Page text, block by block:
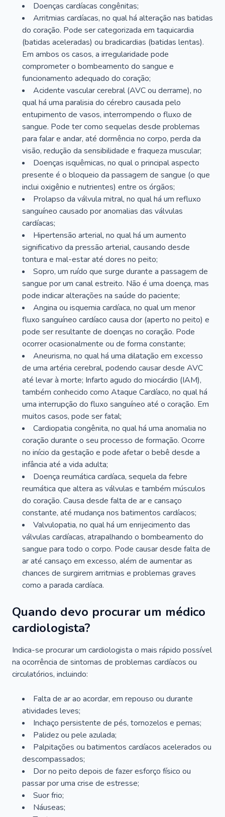
Doenças cardíacas congênitas;
Arritmias cardíacas, no qual há alteração nas batidas
do coração. Pode ser categorizada em taquicardia
(batidas aceleradas) ou bradicardias (batidas lentas).
Em ambos os casos, a irregularidade pode
comprometer o bombeamento do sangue e
funcionamento adequado do coração;
Acidente vascular cerebral (AVC ou derrame), no
qual há uma paralisia do cérebro causada pelo
entupimento de vasos, interrompendo o fluxo de
sangue. Pode ter como sequelas desde problemas
para falar e andar, até dormência no corpo, perda da
visão, redução da sensibilidade e fraqueza muscular;
Doenças isquêmicas, no qual o principal aspecto
presente é o bloqueio da passagem de sangue (o que
inclui oxigênio e nutrientes) entre os órgãos;
Prolapso da válvula mitral, no qual há um refluxo
sanguíneo causado por anomalias das válvulas
cardíacas;
Hipertensão arterial, no qual há um aumento
significativo da pressão arterial, causando desde
tontura e mal-estar até dores no peito;
Sopro, um ruído que surge durante a passagem de
sangue por um canal estreito. Não é uma doença, mas
pode indicar alterações na saúde do paciente;
Angina ou isquemia cardíaca, no qual um menor
fluxo sanguíneo cardíaco causa dor (aperto no peito) e
pode ser resultante de doenças no coração. Pode
ocorrer ocasionalmente ou de forma constante;
Aneurisma, no qual há uma dilatação em excesso
de uma artéria cerebral, podendo causar desde AVC
até levar à morte; Infarto agudo do miocárdio (IAM),
também conhecido como Ataque Cardíaco, no qual há
uma interrupção do fluxo sanguíneo até o coração. Em
muitos casos, pode ser fatal;
Cardiopatia congênita, no qual há uma anomalia no
coração durante o seu processo de formação. Ocorre
no início da gestação e pode afetar o bebê desde a
infância até a vida adulta;
Doença reumática cardíaca, sequela da febre
reumática que altera as válvulas e também músculos
do coração. Causa desde falta de ar e cansaço
constante, até mudança nos batimentos cardíacos;
Valvulopatia, no qual há um enrijecimento das
válvulas cardíacas, atrapalhando o bombeamento do
sangue para todo o corpo. Pode causar desde falta de
ar até cansaço em excesso, além de aumentar as
chances de surgirem arritmias e problemas graves
como a parada cardíaca.
Quando devo procurar um médico
cardiologista?
Indica-se procurar um cardiologista o mais rápido possível
na ocorrência de sintomas de problemas cardíacos ou
circulatórios, incluindo:
Falta de ar ao acordar, em repouso ou durante
atividades leves;
Inchaço persistente de pés, tornozelos e pernas;
Palidez ou pele azulada;
Palpitações ou batimentos cardíacos acelerados ou
descompassados;
Dor no peito depois de fazer esforço físico ou
passar por uma crise de estresse;
Suor frio;
Náuseas;